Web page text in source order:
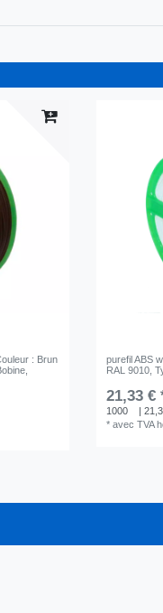
: Brun
purefil ABS
RAL 9010 ,
21,33 €
1000
|
*avec TVA